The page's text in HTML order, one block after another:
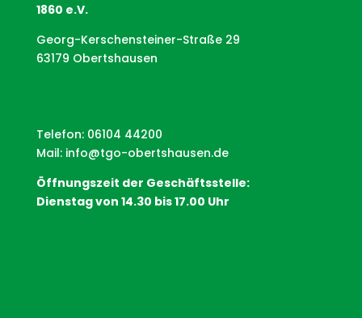
1860 e.V.
Georg-Kerschensteiner-Straße 29
63179 Obertshausen
Telefon: 06104 44200
Mail: info@tgo-obertshausen.de
Öffnungszeit der Geschäftsstelle:
Dienstag von 14.30 bis 17.00 Uhr